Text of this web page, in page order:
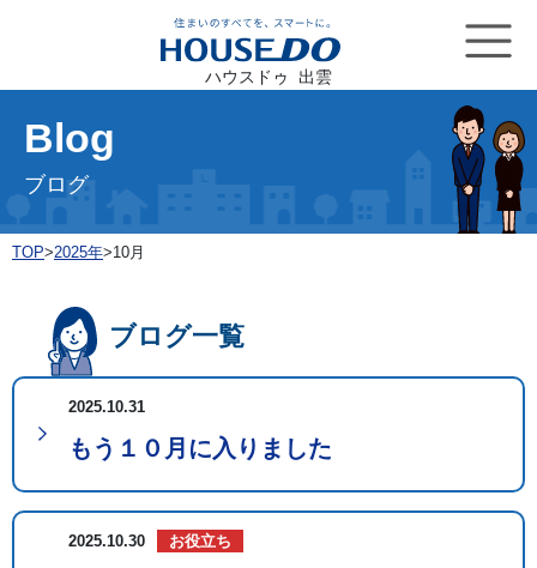
ハウスドゥ 出雲
Blog
ブログ
TOP>2025年>10月
ブログ一覧
2025.10.31
もう１０月に入りました
2025.10.30 お役立ち